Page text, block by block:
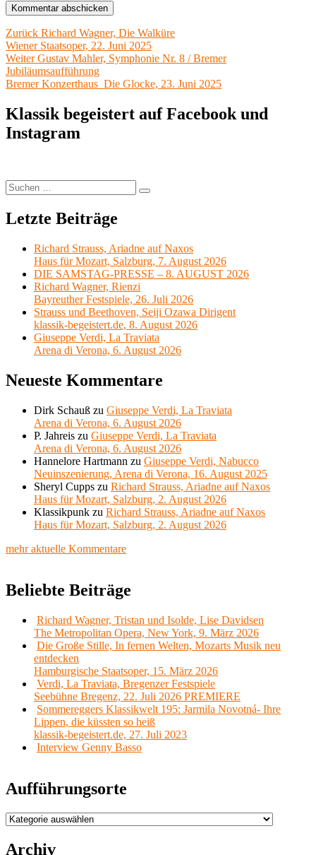
Beitragsnavigation
Zurück Vorheriger
Beitrag:
Richard Wagner, Die Walküre
Wiener Staatsoper, 22. Juni 2025
Weiter Nächster
Beitrag:
Gustav Mahler, Symphonie Nr. 8 / Bremer
Jubiläumsaufführung
Bremer Konzerthaus Die Glocke, 23. Juni 2025
Klassik begeistert auf Facebook und
Instagram
Suchen
nach:
Suchen
Letzte Beiträge
Richard Strauss, Ariadne auf Naxos
Haus für Mozart, Salzburg, 7. August 2026
DIE SAMSTAG-PRESSE – 8. AUGUST 2026
Richard Wagner, Rienzi
Bayreuther Festspiele, 26. Juli 2026
Strauss und Beethoven, Seiji Ozawa Dirigent
klassik-begeistert.de, 8. August 2026
Giuseppe Verdi, La Traviata
Arena di Verona, 6. August 2026
Neueste Kommentare
Dirk Schauß zu Giuseppe Verdi, La Traviata
Arena di Verona, 6. August 2026
P. Jahreis zu Giuseppe Verdi, La Traviata
Arena di Verona, 6. August 2026
Hannelore Hartmann zu Giuseppe Verdi, Nabucco
Neuinszenierung, Arena di Verona, 16. August 2025
Sheryl Cupps zu Richard Strauss, Ariadne auf Naxos
Haus für Mozart, Salzburg, 2. August 2026
Klassikpunk zu Richard Strauss, Ariadne auf Naxos
Haus für Mozart, Salzburg, 2. August 2026
mehr aktuelle Kommentare
Beliebte Beiträge
Richard Wagner, Tristan und Isolde, Lise Davidsen
The Metropolitan Opera, New York, 9. März 2026
Die Große Stille, In fernen Welten, Mozarts Musik neu
entdecken
Hamburgische Staatsoper, 15. März 2026
Verdi, La Traviata, Bregenzer Festspiele
Seebühne Bregenz, 22. Juli 2026 PREMIERE
Sommereggers Klassikwelt 195: Jarmila Novotná- Ihre
Lippen, die küssten so heiß
klassik-begeistert.de, 27. Juli 2023
Interview Genny Basso
Aufführungsorte
Aufführungsorte
Archiv